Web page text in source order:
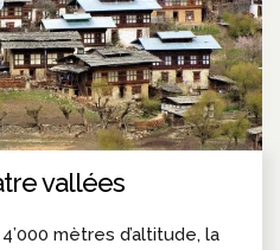
vallées
mètres d’altitude, la